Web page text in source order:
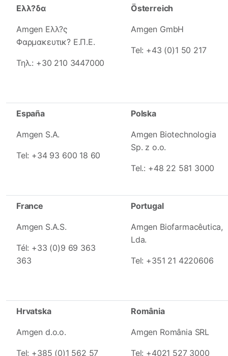
Ελλ?δα
Amgen Ελλ?ς
Φαρμακευτικ? Ε.Π.Ε.
Τηλ.: +30 210 3447000
Österreich
Amgen GmbH
Tel: +43 (0)1 50 217
España
Amgen S.A.
Tel: +34 93 600 18 60
Polska
Amgen Biotechnologia
Sp. z o.o.
Tel.: +48 22 581 3000
France
Amgen S.A.S.
Tél: +33 (0)9 69 363
363
Portugal
Amgen Biofarmacêutica,
Lda.
Tel: +351 21 4220606
Hrvatska
Amgen d.o.o.
Tel: +385 (0)1 562 57
România
Amgen România SRL
Tel: +4021 527 3000